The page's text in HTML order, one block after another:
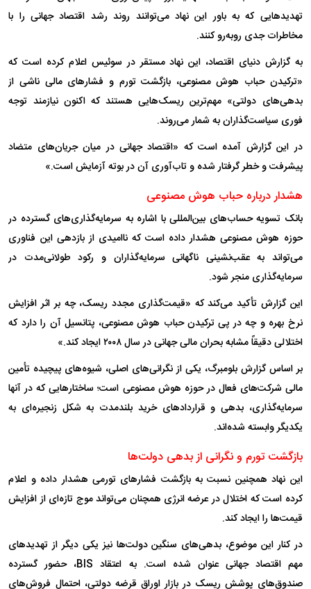
تهدید‌هایی که به باور این نهاد می‌توانند روند رشد اقتصاد جهانی را با
مخاطرات جدی روبه‌رو کنند.
به گزارش دنیای اقتصاد، این نهاد مستقر در سوئیس اعلام کرده است که
«ترکیدن حباب هوش مصنوعی، بازگشت تورم و فشار‌های مالی ناشی از
بدهی‌های دولتی» مهم‌ترین ریسک‌هایی هستند که اکنون نیازمند توجه
فوری سیاست‌گذاران به شمار می‌روند.
در این گزارش آمده است که «اقتصاد جهانی در میان جریان‌های متضاد
پیشرفت و خطر گرفتار شده و تاب‌آوری آن در بوته آزمایش است.»
هشدار درباره حباب هوش مصنوعی
بانک تسویه حساب‌های بین‌المللی با اشاره به سرمایه‌گذاری‌های گسترده در
حوزه هوش مصنوعی هشدار داده است که ناامیدی از بازدهی این فناوری
می‌تواند به عقب‌نشینی ناگهانی سرمایه‌گذاران و رکود طولانی‌مدت در
سرمایه‌گذاری منجر شود.
این گزارش تأکید می‌کند که «قیمت‌گذاری مجدد ریسک، چه بر اثر افزایش
نرخ بهره و چه در پی ترکیدن حباب هوش مصنوعی، پتانسیل آن را دارد که
اختلالی دقیقاً مشابه بحران مالی جهانی در سال ۲۰۰۸ ایجاد کند.»
بر اساس گزارش بلومبرگ، یکی از نگرانی‌های اصلی، شیوه‌های پیچیده تأمین
مالی شرکت‌های فعال در حوزه هوش مصنوعی است؛ ساختار‌هایی که در آنها
سرمایه‌گذاری، بدهی و قرارداد‌های خرید بلندمدت به شکل زنجیره‌ای به
یکدیگر وابسته شده‌اند.
بازگشت تورم و نگرانی از بدهی دولت‌ها
این نهاد همچنین نسبت به بازگشت فشار‌های تورمی هشدار داده و اعلام
کرده است که اختلال در عرضه انرژی همچنان می‌تواند موج تازه‌ای از افزایش
قیمت‌ها را ایجاد کند.
در کنار این موضوع، بدهی‌های سنگین دولت‌ها نیز یکی دیگر از تهدید‌های
مهم اقتصاد جهانی عنوان شده است. به اعتقاد BIS، حضور گسترده
صندوق‌های پوشش ریسک در بازار اوراق قرضه دولتی، احتمال فروش‌های